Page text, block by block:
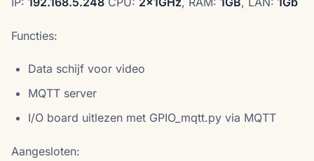
Functies:
Data schijf voor video
MQTT server
I/O board uitlezen met GPIO_mqtt.py via MQTT
Aangesloten: